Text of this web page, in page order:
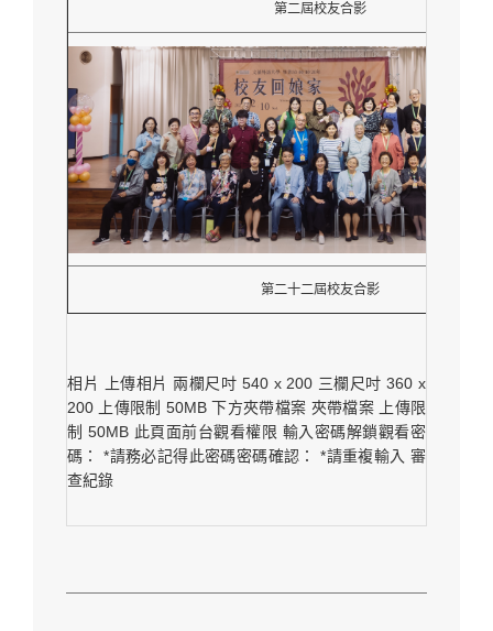
第二屆校友合影
第二十二屆校友合影
相片 上傳相片 兩欄尺吋 540 x 200 三欄尺吋 360 x
200 上傳限制 50MB 下方夾帶檔案 夾帶檔案 上傳限
制 50MB 此頁面前台觀看權限 輸入密碼解鎖觀看密
碼： *請務必記得此密碼密碼確認： *請重複輸入 審
查紀錄